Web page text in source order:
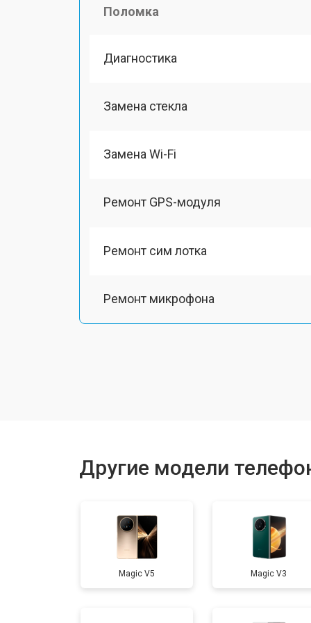
Поломка
Диагностика
Замена стекла
Замена Wi-Fi
Ремонт GPS-модуля
Ремонт сим лотка
Ремонт микрофона
Замена задней крышки
Замена дисплея (экрана)
Другие модели
Magic V5 Magic V3